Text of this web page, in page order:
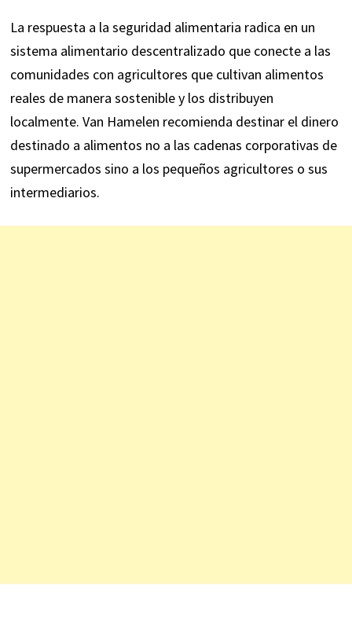
La respuesta a la seguridad alimentaria radica en un
sistema alimentario descentralizado que conecte a las
comunidades con agricultores que cultivan alimentos
reales de manera sostenible y los distribuyen
localmente. Van Hamelen recomienda destinar el dinero
destinado a alimentos no a las cadenas corporativas de
supermercados sino a los pequeños agricultores o sus
intermediarios.